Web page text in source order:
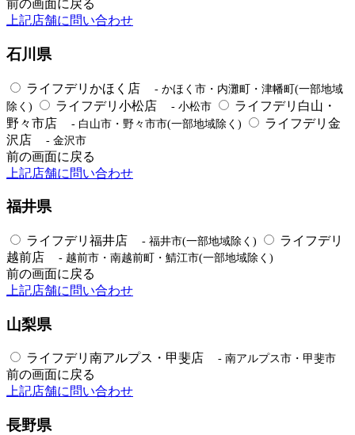
前の画面に戻る
上記店舗に問い合わせ
石川県
ライフデリかほく店
- かほく市・内灘町・津幡町(一部地域
除く)
ライフデリ小松店 - 小松市
ライフデリ白山・
野々市店
- 白山市・野々市市(一部地域除く)
ライフデリ金
沢店
- 金沢市
前の画面に戻る
上記店舗に問い合わせ
福井県
ライフデリ福井店 - 福井市(一部地域除く)
ライフデリ
越前店
- 越前市・南越前町・鯖江市(一部地域除く)
前の画面に戻る
上記店舗に問い合わせ
山梨県
ライフデリ南アルプス・甲斐店 - 南アルプス市・甲斐市
前の画面に戻る
上記店舗に問い合わせ
長野県